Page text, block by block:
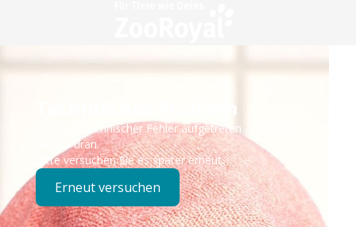
Technisches Problem
Es ist ein technischer Fehler aufgetreten – wir sind
bereits dran.
Bitte versuchen Sie es später erneut.
Erneut versuchen